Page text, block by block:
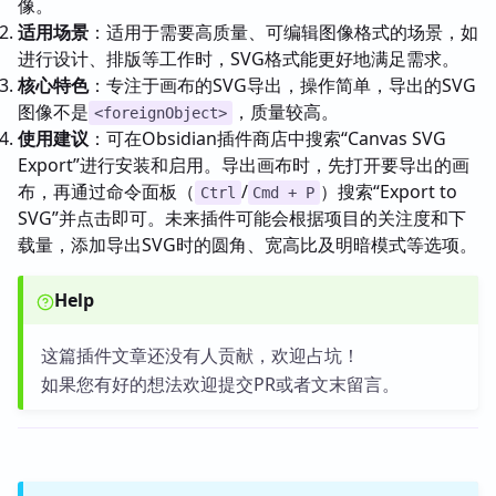
像。
适用场景 ：适用于需要高质量、可编辑图像格式的场景，如
进行设计、排版等工作时，SVG格式能更好地满足需求。
核心特色：专注于画布的SVG导出，操作简单，导出的SVG
图像不是 <foreignObject>
，质量较高。
使用建议 ：可在Obsidian插件商店中搜索“Canvas SVG
Export”进行安装和启用。导出画布时，先打开要导出的画
布，再通过命令面板（ Ctrl / Cmd + P ）搜索“Export to
SVG”并点击即可。未来插件可能会根据项目的关注度和下
载量，添加导出SVG时的圆角、宽高比及明暗模式等选项。
Help
这篇插件文章还没有人贡献，欢迎占坑！
如果您有好的想法欢迎提交PR或者文末留言。